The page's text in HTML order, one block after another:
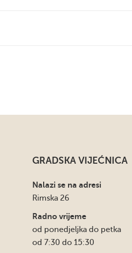
GRADSKA VIJEĆNICA
Nalazi se na adresi
Rimska 26
Radno vrijeme
od ponedjeljka do petka
od 7:30 do 15:30